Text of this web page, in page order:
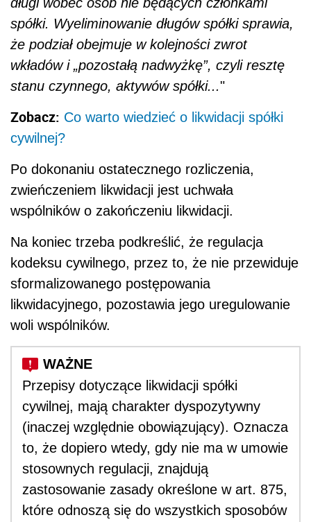
spółki. Wyeliminowanie długów spółki sprawia,
że podział obejmuje w kolejności zwrot
wkładów i „pozostałą nadwyżkę”, czyli resztę
stanu czynnego, aktywów spółki..."
Zobacz: Co warto wiedzieć o likwidacji spółki
cywilnej?
Po dokonaniu ostatecznego rozliczenia,
zwieńczeniem likwidacji jest uchwała
wspólników o zakończeniu likwidacji.
Na koniec trzeba podkreślić, że regulacja
kodeksu cywilnego, przez to, że nie przewiduje
sformalizowanego postępowania
likwidacyjnego, pozostawia jego uregulowanie
woli wspólników.
Przepisy dotyczące likwidacji spółki
cywilnej, mają charakter dyspozytywny
(inaczej względnie obowiązujący). Oznacza
to, że dopiero wtedy, gdy nie ma w umowie
stosownych regulacji, znajdują
zastosowanie zasady określone w art. 875,
które odnoszą się do wszystkich sposobów